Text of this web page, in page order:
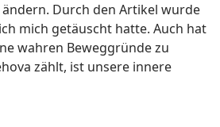
Durch den Artikel wurde
mich getäuscht hatte. Auch hat
wahren Beweggründe zu
zählt, ist unsere innere